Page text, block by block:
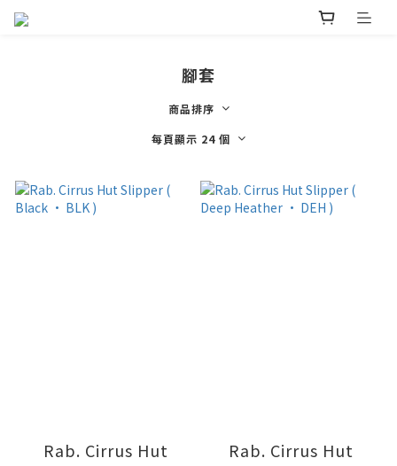
腳套
商品排序
每頁顯示 24 個
Rab. Cirrus Hut
Rab. Cirrus Hut